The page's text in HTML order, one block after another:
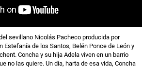
sevillano Nicolás Pacheco producida por
Estefanía de los Santos, Belén Ponce de León y
Concha y su hija Adela viven en un barrio
no las quiere. Un día, harta de esa vida, Concha